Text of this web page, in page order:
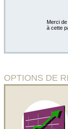
Merci
à cette
OPTIONS DE